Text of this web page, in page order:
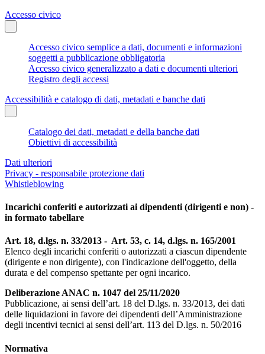
Accesso civico
Accesso civico semplice a dati, documenti e informazioni
soggetti a pubblicazione obbligatoria
Accesso civico generalizzato a dati e documenti ulteriori
Registro degli accessi
Accessibilità e catalogo di dati, metadati e banche dati
Catalogo dei dati, metadati e della banche dati
Obiettivi di accessibilità
Dati ulteriori
Privacy - responsabile protezione dati
Whistleblowing
Incarichi conferiti e autorizzati ai dipendenti (dirigenti e non) -
in formato tabellare
Art. 18, d.lgs. n. 33/2013 - Art. 53, c. 14, d.lgs. n. 165/2001
Elenco degli incarichi conferiti o autorizzati a ciascun dipendente
(dirigente e non dirigente), con l'indicazione dell'oggetto, della
durata e del compenso spettante per ogni incarico.
Deliberazione ANAC n. 1047 del 25/11/2020
Pubblicazione, ai sensi dell’art. 18 del D.lgs. n. 33/2013, dei dati
delle liquidazioni in favore dei dipendenti dell’Amministrazione
degli incentivi tecnici ai sensi dell’art. 113 del D.lgs. n. 50/2016
Normativa